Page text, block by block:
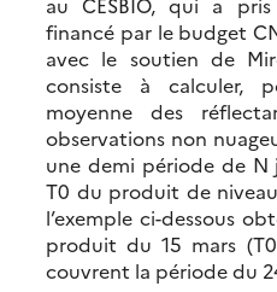
financé par le budget
avec le soutien de
consiste à calculer,
moyenne des
observations non
une demi période de
T0 du produit de
l’exemple ci-dessous
produit du 15 mars
couvrent la période du